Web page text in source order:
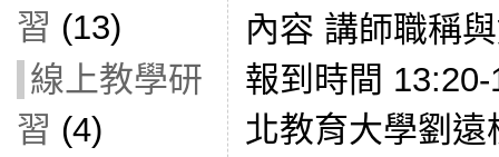
習 (13)
線上教學研
習 (4)
內容 講師職稱
報到時間
北教育大學劉遠